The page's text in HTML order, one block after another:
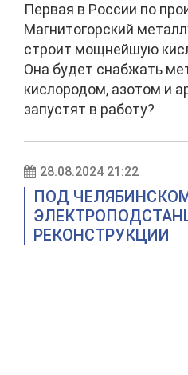
Первая в России по
Магнитогорский
строит мощнейшую
Она будет снабжать
кислородом, азотом и
запустят в работу?
28.08.2024 21:22
ПОД
РЕКОНСТРУКЦИИ